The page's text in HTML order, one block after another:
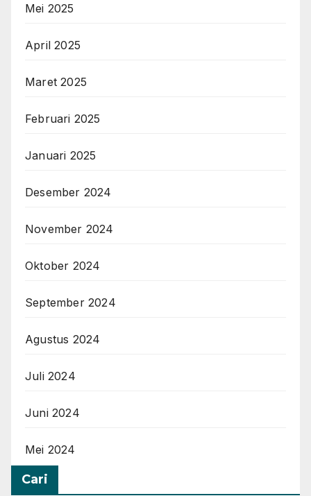
Mei 2025
April 2025
Maret 2025
Februari 2025
Januari 2025
Desember 2024
November 2024
Oktober 2024
September 2024
Agustus 2024
Juli 2024
Juni 2024
Mei 2024
Cari